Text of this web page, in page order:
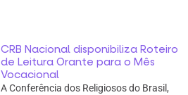
CRB Nacional disponibiliza Roteiro
de Leitura Orante para o Mês
Vocacional
A Conferência dos Religiosos do Brasil,